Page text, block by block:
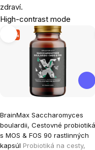
zdraví.
High-contrast mode
-7 %
BrainMax Saccharomyces
boulardii, Cestovné probiotiká
s MOS & FOS 90 rastlinných
kapsúl Probiotiká na cesty,